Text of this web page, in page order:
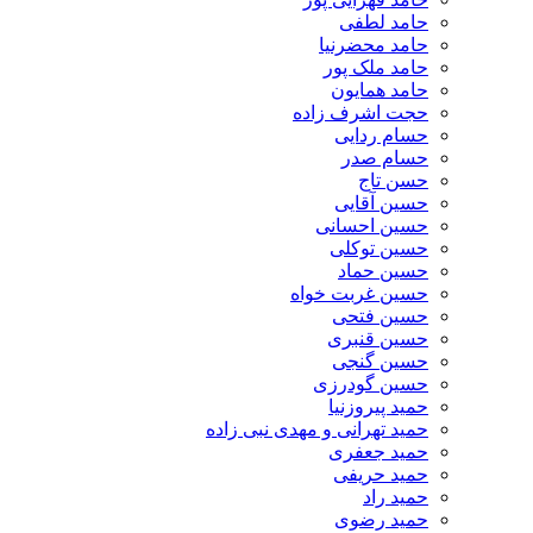
حامد لطفی
حامد محضرنیا
حامد ملک پور
حامد همایون
حجت اشرف زاده
حسام ردایی
حسام صدر
حسن تاج
حسین آقایی
حسین احسانی
حسین توکلی
حسین حماد
حسین غربت خواه
حسین فتحی
حسین قنبری
حسین گنجی
حسین گودرزی
حمید پیروزنیا
حمید تهرانی و مهدی نبی زاده
حمید جعفری
حمید حریفی
حمید راد
حمید رضوی